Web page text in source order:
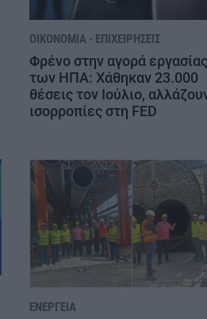
ΟΙΚΟΝΟΜΊΑ - ΕΠΙΧΕΙΡΉΣΕΙΣ
Φρένο στην αγορά εργασίας
των ΗΠΑ: Χάθηκαν 23.000
θέσεις τον Ιούλιο,
ισορροπίες στη FED
ΕΝΈΡΓΕΙΑ